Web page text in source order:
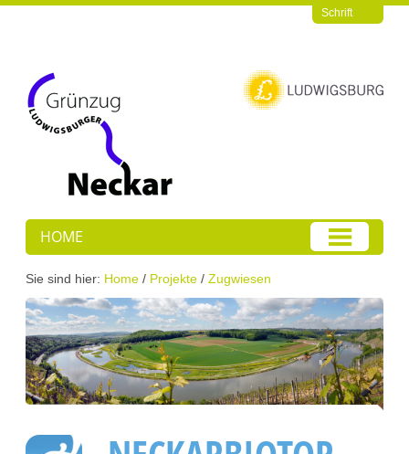
Schrift
HOME
Sie sind hier: Home / Projekte / Zugwiesen